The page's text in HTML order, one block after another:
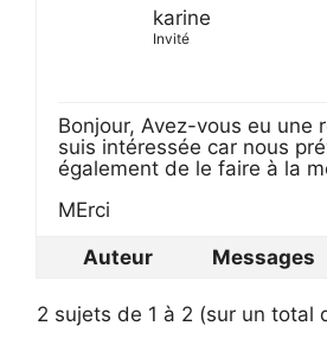
karine
Invité
Bonjour, Avez-vous eu une
suis intéressée car nous
également de le faire à la
MErci
Auteur
Messages
2 sujets de 1 à 2 (sur un total